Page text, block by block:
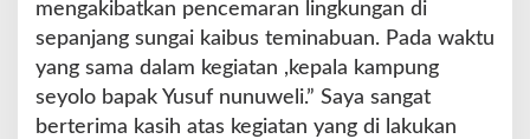
mengakibatkan pencemaran lingkungan di
sepanjang sungai kaibus teminabuan. Pada waktu
yang sama dalam kegiatan ,kepala kampung
seyolo bapak Yusuf nunuweli.” Saya sangat
berterima kasih atas kegiatan yang di lakukan